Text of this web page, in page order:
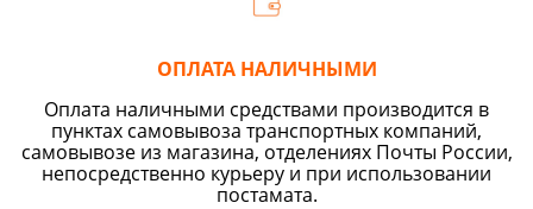
ОПЛАТА НАЛИЧНЫМИ
Оплата наличными средствами производится в
пунктах самовывоза транспортных компаний,
самовывозе из магазина, отделениях Почты России,
непосредственно курьеру и при использовании
постамата.